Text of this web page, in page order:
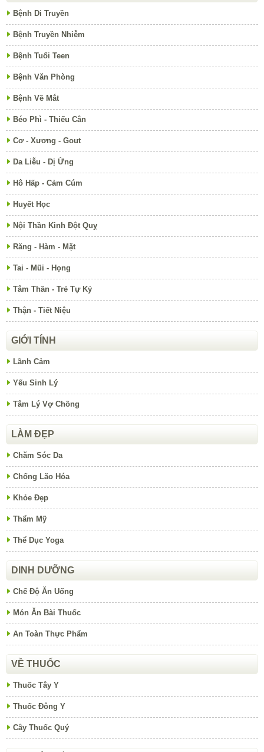
Bệnh Di Truyền
Bệnh Truyền Nhiễm
Bệnh Tuổi Teen
Bệnh Văn Phòng
Bệnh Về Mắt
Béo Phì - Thiếu Cân
Cơ - Xương - Gout
Da Liễu - Dị Ứng
Hô Hấp - Cảm Cúm
Huyết Học
Nội Thần Kinh Đột Quỵ
Răng - Hàm - Mặt
Tai - Mũi - Họng
Tâm Thần - Trẻ Tự Kỷ
Thận - Tiết Niệu
GIỚI TÍNH
Lãnh Cảm
Yếu Sinh Lý
Tâm Lý Vợ Chồng
LÀM ĐẸP
Chăm Sóc Da
Chống Lão Hóa
Khỏe Đẹp
Thẩm Mỹ
Thể Dục Yoga
DINH DƯỠNG
Chế Độ Ăn Uống
Món Ăn Bài Thuốc
An Toàn Thực Phẩm
VỀ THUỐC
Thuốc Tây Y
Thuốc Đông Y
Cây Thuốc Quý